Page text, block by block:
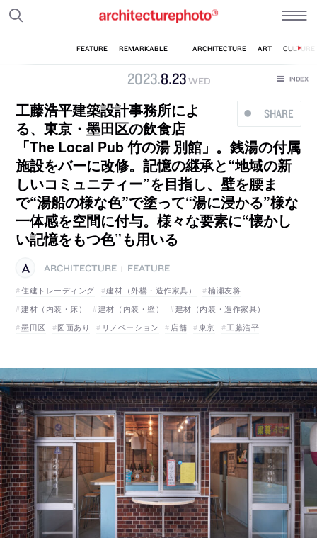
2023.8.23WED
SHARE
工藤浩平建築設計事務所によ
る、東京・墨田区の飲食店
「The Local Pub 竹の湯 別館」。銭湯の付属
施設をバーに改修。記憶の継承と“地域の新
しいコミュニティー”を目指し、壁を腰ま
で“湯船の様な色”で塗って“湯に浸かる”様な
一体感を空間に付与。様々な要素に“懐かし
い記憶をもつ色”も用いる
ARCHITECTURE
FEATURE
住建トレーディング
建材（外構・造作家具）
楠瀬友将
建材（内装・床）
建材（内装・壁）
建材（内装・造作家具）
墨田区
図面あり リノベーション 店舗 東京 工藤浩平